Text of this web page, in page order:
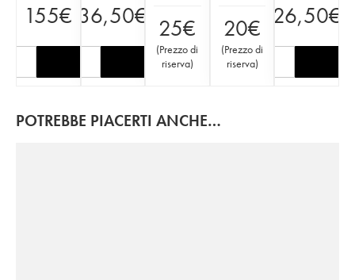
155€ 36,50€ 25€
(Prezzo di
riserva)
20€
(Prezzo di
riserva)
26,50€
POTREBBE PIACERTI ANCHE…